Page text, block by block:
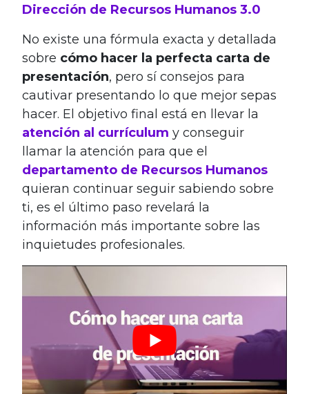
Dirección de Recursos Humanos 3.0
No existe una fórmula exacta y detallada
sobre cómo hacer la perfecta carta de
presentación, pero sí consejos para
cautivar presentando lo que mejor sepas
hacer. El objetivo final está en llevar la
atención al currículum y conseguir
llamar la atención para que el
departamento de Recursos Humanos
quieran continuar seguir sabiendo sobre
ti, es el último paso revelará la
información más importante sobre las
inquietudes profesionales.